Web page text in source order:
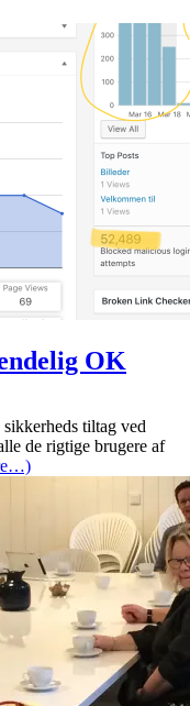
OK
tiltag ved
de rigtige brugere af